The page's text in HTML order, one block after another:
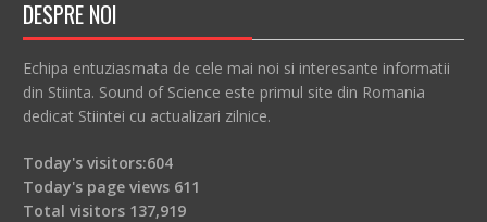
DESPRE NOI
Echipa entuziasmata de cele mai noi si interesante informatii
din Stiinta. Sound of Science este primul site din Romania
dedicat Stiintei cu actualizari zilnice.
Today's visitors:604
Today's page views 611
Total visitors 137,919